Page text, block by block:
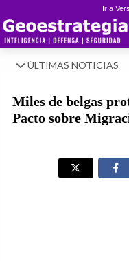
Ir a
ÚLTIMAS NOTICIAS
Miles de belgas
Pacto sobre